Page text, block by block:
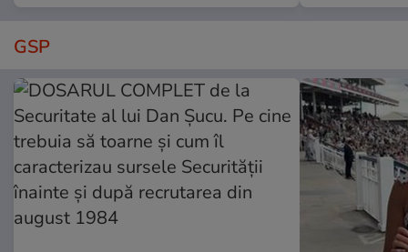
GSP